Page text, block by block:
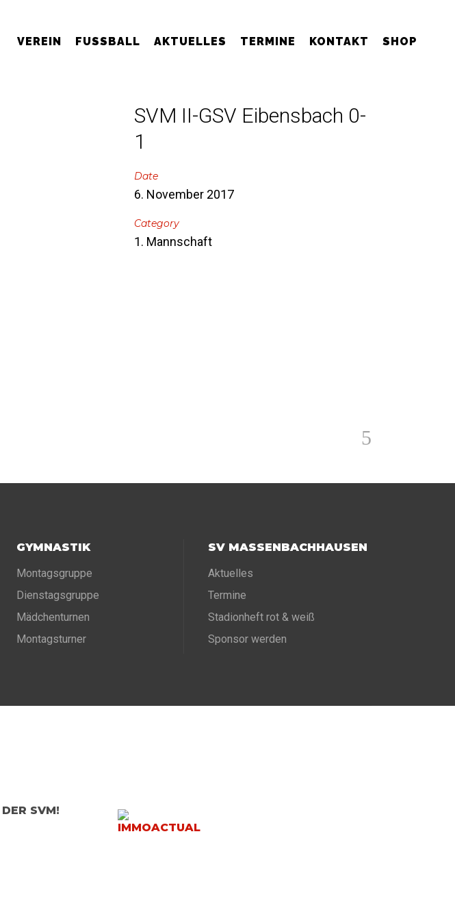
VEREIN FUSSBALL AKTUELLES TERMINE KONTAKT SHOP
SVM II-GSV Eibensbach 0-
1
Date
6. November 2017
Category
1. Mannschaft
GYMNASTIK
Montagsgruppe
Dienstagsgruppe
Mädchenturnen
Montagsturner
SV MASSENBACHHAUSEN
Aktuelles
Termine
Stadionheft rot & weiß
Sponsor werden